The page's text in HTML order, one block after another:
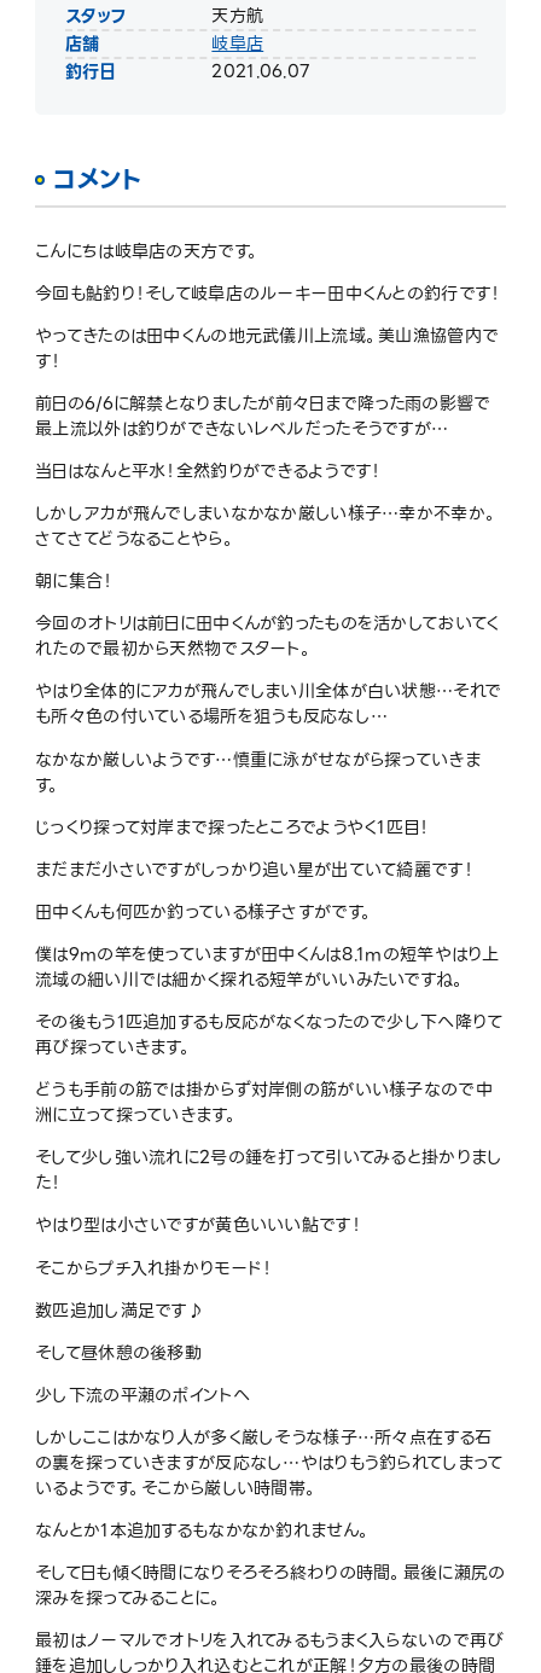
スタッフ
天方航
店舗
岐阜店
釣行日
2021.06.07
コメント
こんにちは岐阜店の天方です。
今回も鮎釣り！そして岐阜店のルーキー田中くんとの釣行です！
やってきたのは田中くんの地元武儀川上流域。美山漁協管内で
す！
前日の6/6に解禁となりましたが前々日まで降った雨の影響で
最上流以外は釣りができないレベルだったそうですが…
当日はなんと平水！全然釣りができるようです！
しかしアカが飛んでしまいなかなか厳しい様子…幸か不幸か。
さてさてどうなることやら。
朝に集合！
今回のオトリは前日に田中くんが釣ったものを活かしておいてく
れたので最初から天然物でスタート。
やはり全体的にアカが飛んでしまい川全体が白い状態…それで
も所々色の付いている場所を狙うも反応なし…
なかなか厳しいようです…慎重に泳がせながら探っていきま
す。
じっくり探って対岸まで探ったところでようやく1匹目！
まだまだ小さいですがしっかり追い星が出ていて綺麗です！
田中くんも何匹か釣っている様子さすがです。
僕は9mの竿を使っていますが田中くんは8.1mの短竿やはり上
流域の細い川では細かく探れる短竿がいいみたいですね。
その後もう1匹追加するも反応がなくなったので少し下へ降りて
再び探っていきます。
どうも手前の筋では掛からず対岸側の筋がいい様子なので中
洲に立って探っていきます。
そして少し強い流れに2号の錘を打って引いてみると掛かりまし
た！
やはり型は小さいですが黄色いいい鮎です！
そこからプチ入れ掛かりモード！
数匹追加し満足です♪
そして昼休憩の後移動
少し下流の平瀬のポイントへ
しかしここはかなり人が多く厳しそうな様子…所々点在する石
の裏を探っていきますが反応なし…やはりもう釣られてしまって
いるようです。そこから厳しい時間帯。
なんとか1本追加するもなかなか釣れません。
そして日も傾く時間になりそろそろ終わりの時間。最後に瀬尻の
深みを探ってみることに。
最初はノーマルでオトリを入れてみるもうまく入らないので再び
錘を追加ししっかり入れ込むとこれが正解！夕方の最後の時間